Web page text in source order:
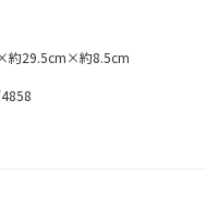
約29.5cm×約8.5cm